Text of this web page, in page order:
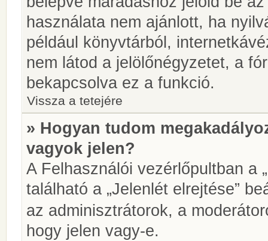
használata nem ajánlott, ha
például könyvtárból,
nem látod a jelölőnégyzetet, a
bekapcsolva ez a funkció.
Vissza a tetejére
» Hogyan tudom
vagyok jelen?
A Felhasználói vezérlőpultban a
található a „Jelenlét elrejtése”
az adminisztrátorok, a
hogy jelen vagy-e.